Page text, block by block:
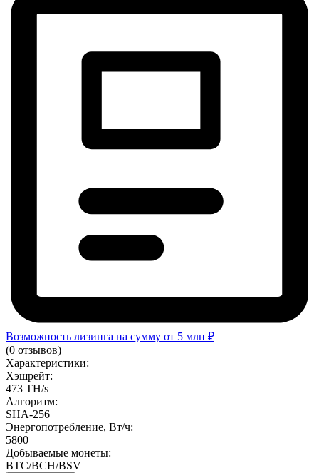
Возможность лизинга на сумму от 5 млн ₽
(0 отзывов)
Характеристики:
Хэшрейт:
473 TH/s
Алгоритм:
SHA-256
Энергопотребление, Вт/ч:
5800
Добываемые монеты:
BTC/BCH/BSV